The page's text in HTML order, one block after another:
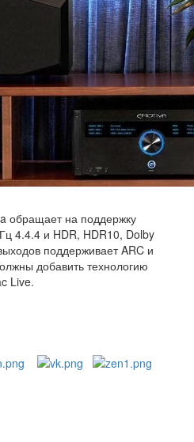
обращает на поддержку
4.4.4 и HDR, HDR10, Dolby
поддерживает ARC и
добавить технологию
Live.